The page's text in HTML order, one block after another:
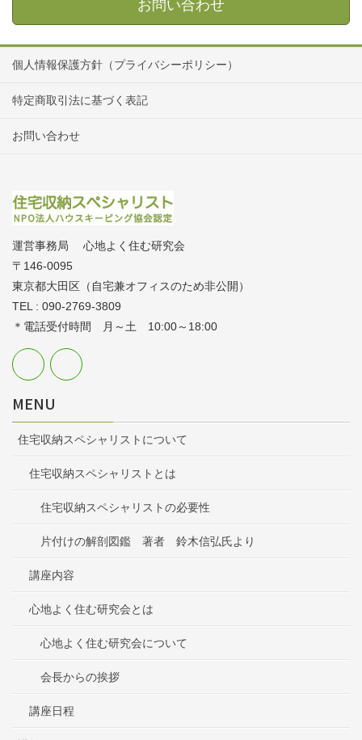
お問い合わせ
個人情報保護方針（プライバシーポリシー）
特定商取引法に基づく表記
お問い合わせ
運営事務局 心地よく住む研究会
〒146-0095
東京都大田区（自宅兼オフィスのため非公開）
TEL : 090-2769-3809
＊電話受付時間 月～土 10:00～18:00
MENU
住宅収納スペシャリストについて
住宅収納スペシャリストとは
住宅収納スペシャリストの必要性
片付けの解剖図鑑 著者 鈴木信弘氏より
講座内容
心地よく住む研究会とは
心地よく住む研究会について
会長からの挨拶
講座日程